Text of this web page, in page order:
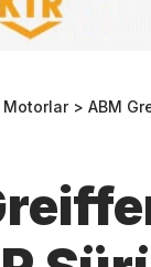
Motorlar> ABM